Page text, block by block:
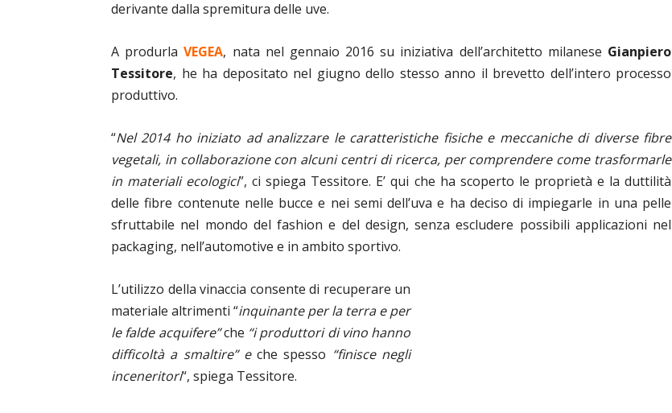
derivante dalla spremitura delle uve.
A produrlaVEGEA, nata nel gennaio 2016 su iniziativa dell’architetto milanese Gianpiero
Tessitore, he ha depositato nel giugno dello stesso anno il brevetto dell’intero processo
produttivo.
“Nel 2014 ho iniziato ad analizzare le caratteristiche fisiche e meccaniche di diverse fibre
vegetali, in collaborazione con alcuni centri di ricerca, per comprendere come trasformarle
in materiali ecologici”, ci spiega Tessitore. E’ qui che ha scoperto le proprietà e la duttilità
delle fibre contenute nelle bucce e nei semi dell’uva e ha deciso di impiegarle in una pelle
sfruttabile nel mondo del fashion e del design, senza escludere possibili applicazioni nel
packaging, nell’automotive e in ambito sportivo.
L’utilizzo della vinaccia consente di recuperare un
materiale altrimenti “inquinante per la terra e per
le falde acquifere”che “iproduttori di vino hanno
difficoltà a smaltire” eche spesso “finisce negli
inceneritori“, spiega Tessitore.